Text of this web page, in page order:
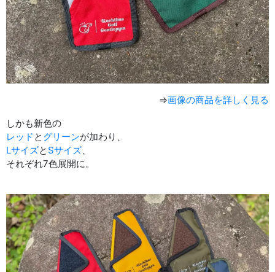
⇒画像の商品を詳しく見る
しかも新色の
レッド と グリーンが加わり、
Lサイズと Sサイズ、
それぞれ7色展開に。